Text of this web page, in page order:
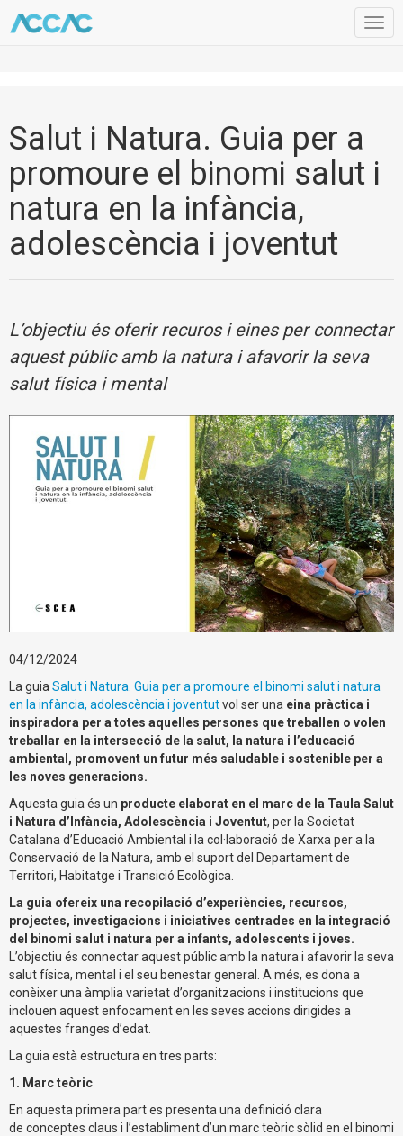
Salut i Natura. Guia per a
promoure el binomi salut i
natura en la infància,
adolescència i joventut
L’objectiu és oferir recuros i eines per connectar
aquest públic amb la natura i afavorir la seva
salut física i mental
04/12/2024
La guia Salut i Natura. Guia per a promoure el binomi salut i natura
en la infància, adolescència i joventutvol ser una eina pràctica i
inspiradora per a totes aquelles persones que treballen o volen
treballar en la intersecció de la salut, la natura i l’educació
ambiental, promovent un futur més saludable i sostenible per a
les noves generacions.
Aquesta guia és un producte elaborat en el marc de la Taula Salut
i Natura d’Infància, Adolescència i Joventut, per la Societat
Catalana d’Educació Ambiental i la col·laboració de Xarxa per a la
Conservació de la Natura, amb el suport del Departament de
Territori, Habitatge i Transició Ecològica.
La guia ofereix una recopilació d’experiències, recursos,
projectes, investigacions i iniciatives centrades en la integració
del binomi salut i natura per a infants, adolescents i joves.
L’objectiu és connectar aquest públic amb la natura i afavorir la seva
salut física, mental i el seu benestar general. A més, es dona a
conèixer una àmplia varietat d’organitzacions i institucions que
inclouen aquest enfocament en les seves accions dirigides a
aquestes franges d’edat.
La guia està estructura en tres parts:
1. Marc teòric
En aquesta primera part es presenta una definició clara
de conceptes claus i l’establiment d’un marc teòric sòlid en el binomi